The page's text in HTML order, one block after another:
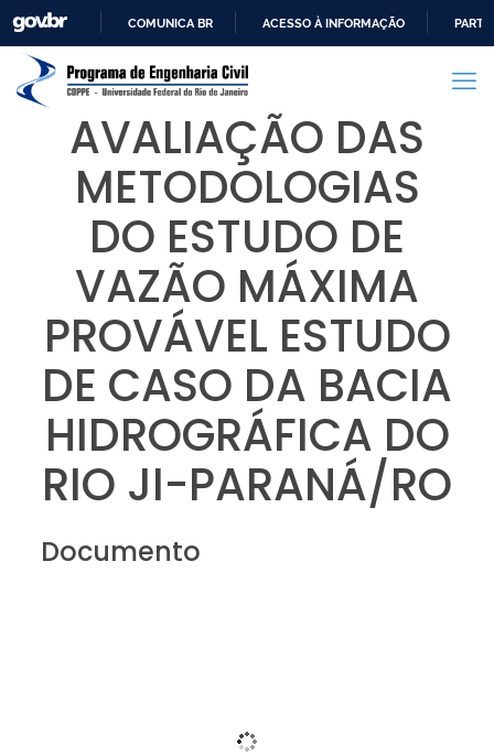
PARA
CONTEÚDO
COMUNICA BR ACESSO À INFORMAÇÃO
AVALIAÇÃO DAS
METODOLOGIAS
DO ESTUDO DE
VAZÃO MÁXIMA
PROVÁVEL ESTUDO
DE CASO DA BACIA
HIDROGRÁFICA DO
RIO JI-PARANÁ/RO
Documento